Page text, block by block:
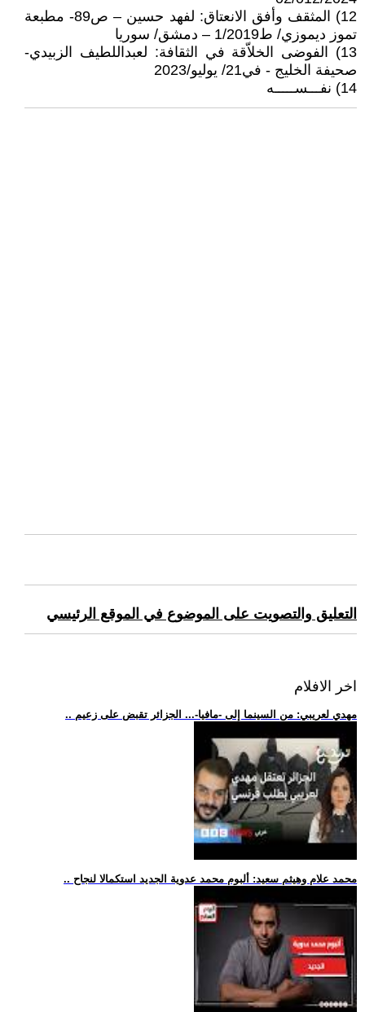
12) المثقف وأفق الانعتاق: لفهد حسين – ص89- مطبعة
تموز ديموزي/ ط1/2019 – دمشق/ سوريا
13) الفوضى الخلاّقة في الثقافة: لعبداللطيف الزبيدي-
صحيفة الخليج - في21/ يوليو/2023
14) نفـــســـــه
التعليق والتصويت على الموضوع في الموقع الرئيسي
اخر الافلام
.. مهدي لعريبي: من السينما إلى -مافيا-... الجزائر تقبض على زعيم
.. محمد علام وهيثم سعيد: ألبوم محمد عدوية الجديد استكمالا لنجاح